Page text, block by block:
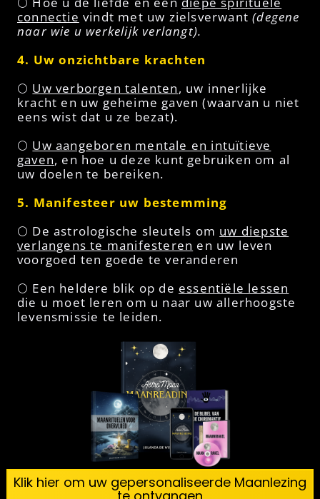
connectie vindt met uw zielsverwant(degene
naar wie u werkelijk verlangt).
4. Uw onzichtbare krachten
🌕 Uw verborgen talenten, uw innerlijke
kracht en uw geheime gaven (waarvan u niet
eens wist dat u ze bezat).
🌕 Uw aangeboren mentale en intuïtieve
gaven, en hoe u deze kunt gebruiken om al
uw doelen te bereiken.
5. Manifesteer uw bestemming
🌕 De astrologische sleutels om uw diepste
verlangens te manifesteren en uw leven
voorgoed ten goede te veranderen
🌕 Een heldere blik op de essentiële lessen
die u moet leren om u naar uw allerhoogste
levensmissie te leiden.
Klik hier om uw gepersonaliseerde Maanlezing